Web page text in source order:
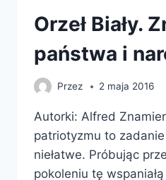
Orzeł Biały.
państwa i
Przez 2 maja 2016
Autorki: Alfred
patriotyzmu to
niełatwe. Próbując
pokoleniu tę